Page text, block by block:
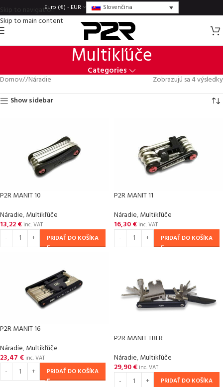
Skip to navigation
Skip to main content
Euro (€) - EUR Slovenčina
Multikľúče
Categories
Domov/ Náradie
Zobrazujú sa 4 výsledky
Show sidebar
P2R MANIT 10
Náradie,Multikľúče
13,22€ inc. VAT
PRIDAŤ DO KOŠÍKA
P2R MANIT 11
Náradie,Multikľúče
16,30€ inc. VAT
PRIDAŤ DO KOŠÍKA
P2R MANIT 16
Náradie,Multikľúče
23,47 € inc. VAT
PRIDAŤ DO KOŠÍKA
P2R MANIT TBLR
Náradie,Multikľúče
29,90€ inc. VAT
PRIDAŤ DO KOŠÍKA